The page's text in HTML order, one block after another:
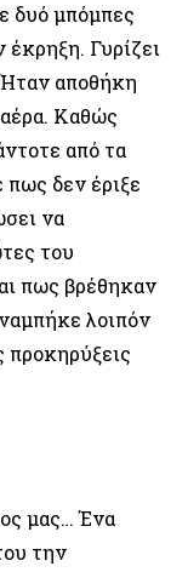
δυό μπόμπες
Γυρίζει
αποθήκη
Καθώς
από τα
δεν έριξε
να
του
πως βρέθηκαν
λοιπόν
προκηρύξεις
μας… Ένα
την